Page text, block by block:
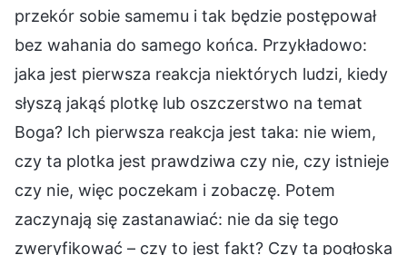
przekór sobie samemu i tak będzie postępował
bez wahania do samego końca. Przykładowo:
jaka jest pierwsza reakcja niektórych ludzi, kiedy
słyszą jakąś plotkę lub oszczerstwo na temat
Boga? Ich pierwsza reakcja jest taka: nie wiem,
czy ta plotka jest prawdziwa czy nie, czy istnieje
czy nie, więc poczekam i zobaczę. Potem
zaczynają się zastanawiać: nie da się tego
zweryfikować – czy to jest fakt? Czy ta pogłoska